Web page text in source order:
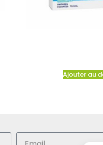
Ajouter au